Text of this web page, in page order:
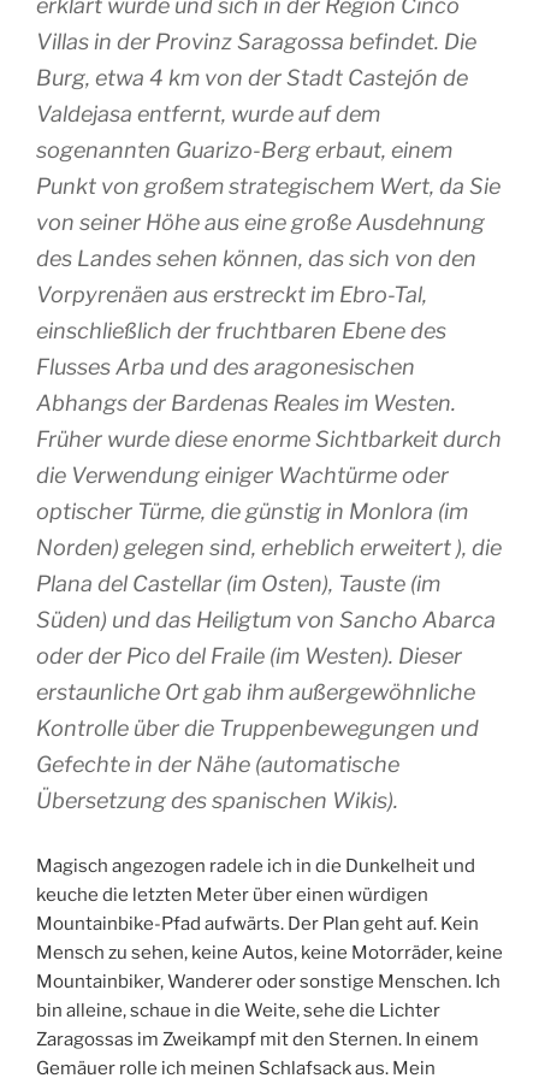
erklärt wurde und sich in der Region Cinco
Villas in der Provinz Saragossa befindet. Die
Burg, etwa 4 km von der Stadt Castejón de
Valdejasa entfernt, wurde auf dem
sogenannten Guarizo-Berg erbaut, einem
Punkt von großem strategischem Wert, da Sie
von seiner Höhe aus eine große Ausdehnung
des Landes sehen können, das sich von den
Vorpyrenäen aus erstreckt im Ebro-Tal,
einschließlich der fruchtbaren Ebene des
Flusses Arba und des aragonesischen
Abhangs der Bardenas Reales im Westen.
Früher wurde diese enorme Sichtbarkeit durch
die Verwendung einiger Wachtürme oder
optischer Türme, die günstig in Monlora (im
Norden) gelegen sind, erheblich erweitert ), die
Plana del Castellar (im Osten), Tauste (im
Süden) und das Heiligtum von Sancho Abarca
oder der Pico del Fraile (im Westen). Dieser
erstaunliche Ort gab ihm außergewöhnliche
Kontrolle über die Truppenbewegungen und
Gefechte in der Nähe (automatische
Übersetzung des spanischen Wikis).
Magisch angezogen radele ich in die Dunkelheit und
keuche die letzten Meter über einen würdigen
Mountainbike-Pfad aufwärts. Der Plan geht auf. Kein
Mensch zu sehen, keine Autos, keine Motorräder, keine
Mountainbiker, Wanderer oder sonstige Menschen. Ich
bin alleine, schaue in die Weite, sehe die Lichter
Zaragossas im Zweikampf mit den Sternen. In einem
Gemäuer rolle ich meinen Schlafsack aus. Mein